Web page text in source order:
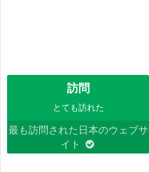
訪問
とても訪れた
最も訪問された日本のウェブサ
イト